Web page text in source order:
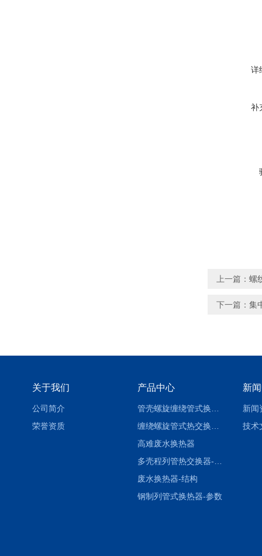
详
补
上一篇： 螺
下一篇： 集
关于我们
公司简介
荣誉资质
产品中心
高难废水换热器
废水换热器-结构
钢制列管式换热器-参数
新
新闻
技术